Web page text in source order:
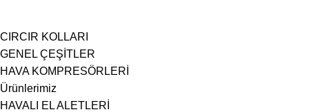
CIRCIR KOLLARI
GENEL ÇEŞİTLER
HAVA KOMPRESÖRLERİ
Ürünlerimiz
HAVALI EL ALETLERİ